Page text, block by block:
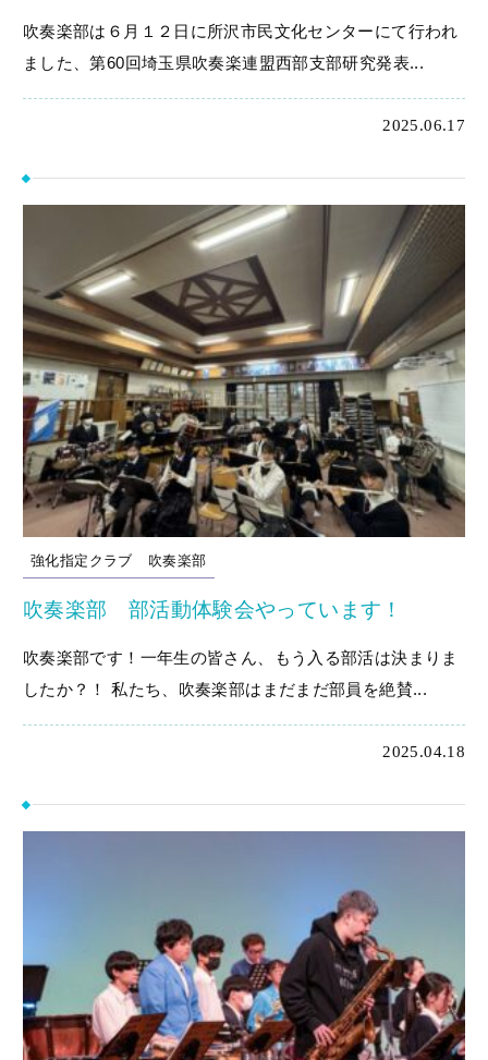
吹奏楽部は６月１２日に所沢市民文化センターにて行われ
ました、第60回埼玉県吹奏楽連盟西部支部研究発表...
2025.06.17
強化指定クラブ 吹奏楽部
吹奏楽部 部活動体験会やっています！
吹奏楽部です！一年生の皆さん、もう入る部活は決まりま
したか？！ 私たち、吹奏楽部はまだまだ部員を絶賛...
2025.04.18